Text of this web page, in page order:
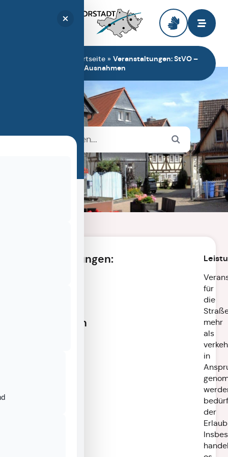
Startseite » Veranstaltungen: StVO –
Erlaubnisse und Ausnahmen
Veranstaltungen:
Ausnahmen
für
die
mehr
als
in
der